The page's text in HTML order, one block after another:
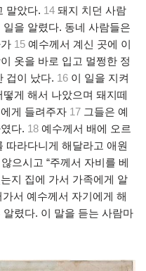
말았다. 14 돼지 치던 사람
을 알렸다. 동네 사람들은
15 예수께서 계신 곳에 이
옷을 바로 입고 멀쩡한 정
겁이 났다. 16 이 일을 지켜
게 해서 나았으며 돼지떼
게 들려주자 17 그들은 예
다. 18 예수께서 배에 오르
따라다니게 해달라고 애원
으시고 “주께서 자비를 베
지 집에 가서 가족에게 알
가서 예수께서 자기에게 해
렸다. 이 말을 듣는 사람마